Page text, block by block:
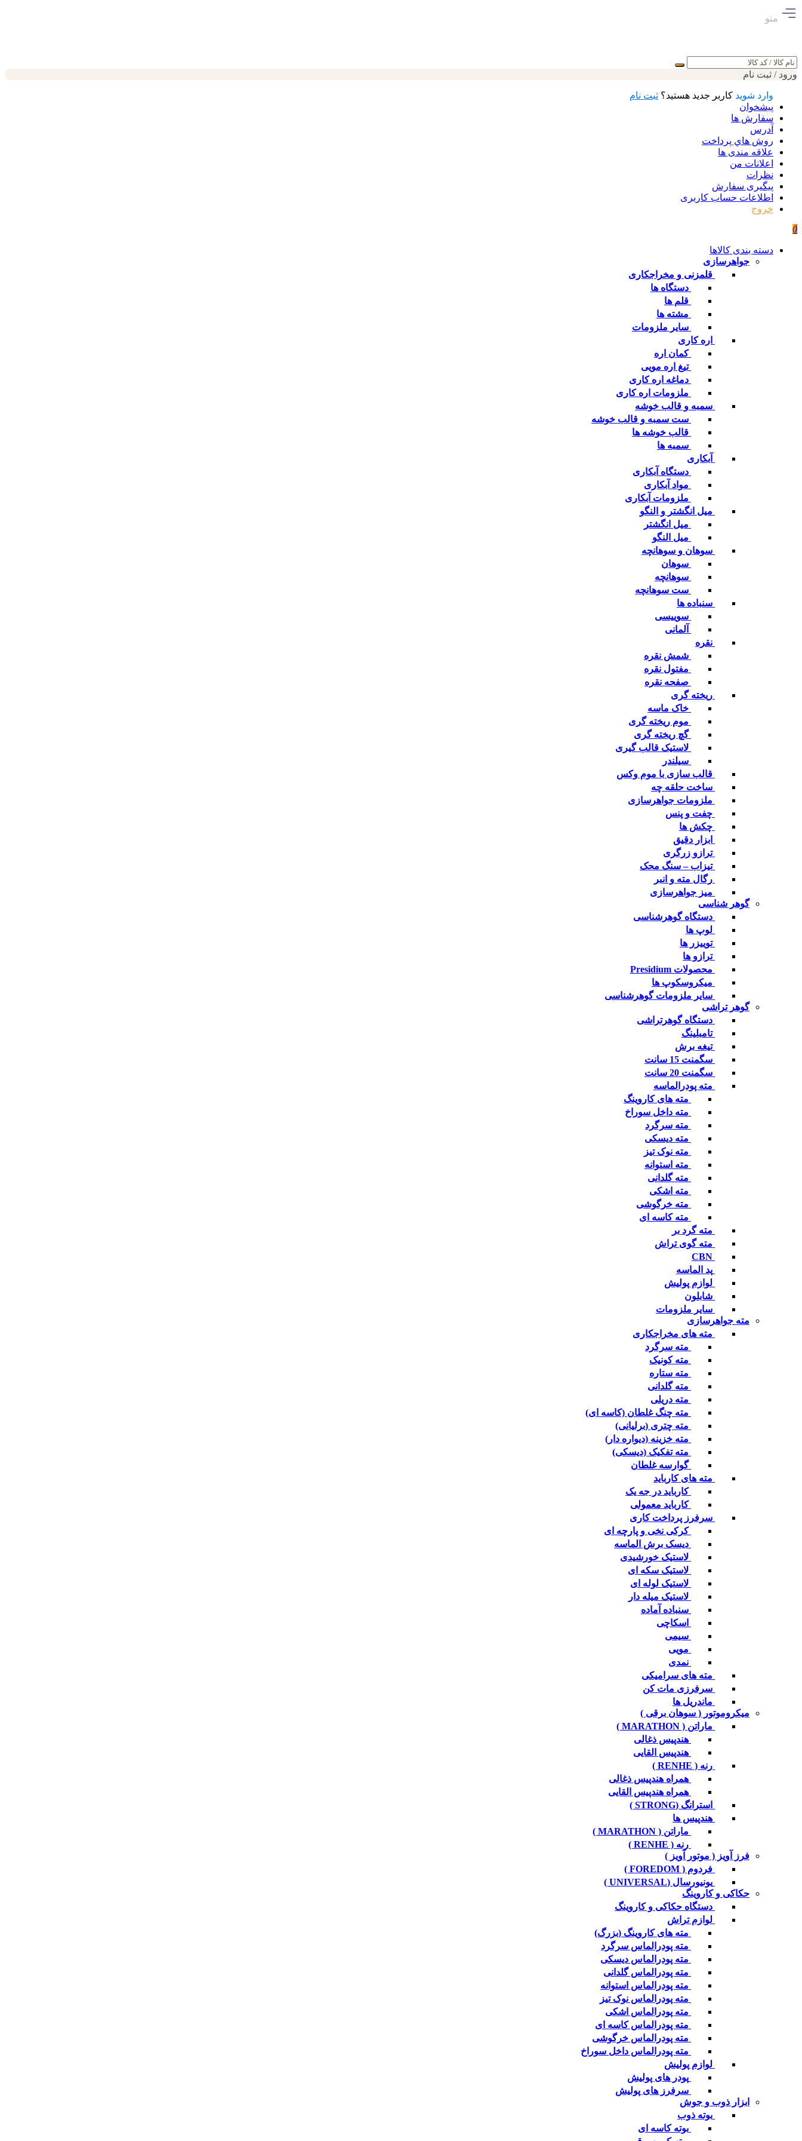
منو
جستجو
ورود / ثبت نام
وارد شوید کاربر جدید هستید؟ ثبت نام
پیشخوان
سفارش ها
آدرس
روش هاي پرداخت
علاقه مندی ها
اعلانات من
نظرات
پیگیری سفارش
اطلاعات حساب كاربری
خروج
0
دسته بندی کالاها
جواهرسازی
قلمزنی و مخراجکاری
دستگاه ها
قلم ها
مشته ها
سایر ملزومات
اره کاری
کمان اره
تیغ اره مویی
دماغه اره کاری
ملزومات اره کاری
سمبه و قالب خوشه
ست سمبه و قالب خوشه
قالب خوشه ها
سمبه ها
آبکاری
دستگاه آبکاری
مواد آبکاری
ملزومات آبکاری
میل انگشتر و النگو
میل انگشتر
میل النگو
سوهان و سوهانچه
سوهان
سوهانچه
ست سوهانچه
سنباده ها
سوییسی
آلمانی
نقره
شمش نقره
مفتول نقره
صفحه نقره
ریخته گری
خاک ماسه
موم ریخته گری
گچ ریخته گری
لاستیک قالب گیری
سیلندر
قالب سازی با موم وکس
ساخت حلقه چه
ملزومات جواهرسازی
چفت و پنس
چکش ها
ابزار دقیق
ترازو زرگری
تیزاب – سنگ محک
رگال مته و انبر
میز جواهرسازی
گوهر شناسی
دستگاه گوهرشناسی
لوپ ها
توییزر ها
ترازو ها
محصولات Presidium
میکروسکوپ ها
سایر ملزومات گوهرشناسی
گوهر تراشی
دستگاه گوهرتراشی
تامبلینگ
تیغه برش
سگمنت 15 سانت
سگمنت 20 سانت
مته پودرالماسه
مته های کاروینگ
مته داخل سوراخ
مته سرگرد
مته دیسکی
مته نوک تیز
مته استوانه
مته گلدانی
مته اشکی
مته خرگوشی
مته کاسه ای
مته گرد بر
مته گوی تراش
CBN
پد الماسه
لوازم پولیش
شابلون
سایر ملزومات
مته جواهرسازی
مته های مخراجکاری
مته سرگرد
مته کونیک
مته ستاره
مته گلدانی
مته دریلی
مته چنگ غلطان (کاسه ای)
مته چتری (برلیانی)
مته خزینه (دیواره دار)
مته تفکیک (دیسکی)
گوارسه غلطان
مته های کارباید
کارباید در جه یک
کارباید معمولی
سرفرز پرداخت کاری
کرکی نخی و پارچه ای
دیسک برش الماسه
لاستیک خورشیدی
لاستیک سکه ای
لاستیک لوله ای
لاستیک میله دار
سنباده آماده
اسکاچی
سیمی
مویی
نمدی
مته های سرامیکی
سرفرزی مات کن
ماندریل ها
میکروموتور ( سوهان برقی )
ماراتن ( MARATHON )
هندپیس ذغالی
هندپیس القایی
رنه ( RENHE )
همراه هندپیس ذغالی
همراه هندپیس القایی
استرانگ (STRONG )
هندپیس ها
ماراتن ( MARATHON )
رنه ( RENHE )
فرز آویز ( موتور آویز )
فردوم ( FOREDOM )
یونیورسال (UNIVERSAL )
حکاکی و کاروینگ
دستگاه حکاکی و کاروینگ
لوازم تراش
مته های کاروینگ (بزرگ)
مته پودرالماس سرگرد
مته پودرالماس دیسکی
مته پودرالماس گلدانی
مته پودرالماس استوانه
مته پودرالماس نوک تیز
مته پودرالماس اشکی
مته پودرالماس کاسه ای
مته پودرالماس خرگوشی
مته پودرالماس داخل سوراخ
لوازم پولیش
پودر های پولیش
سرفرز های پولیش
ابزار ذوب و جوش
بوته ذوب
بوته کاسه ای